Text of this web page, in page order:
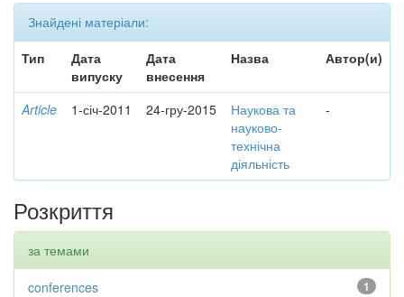
Знайдені матеріали:
Тип
Дата
випуску
Дата
внесення
Назва Автор(и)
Article 1-січ-2011 24-гру-2015
Наукова та
науково-
технічна
діяльність
-
Розкриття
за темами
1
conferences